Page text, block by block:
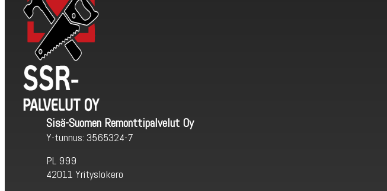
Sisä-Suomen Remonttipalvelut Oy
Y-tunnus: 3565324-7
PL 999
42011 Yrityslokero